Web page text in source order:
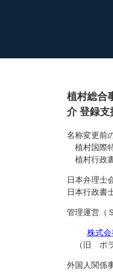
植村総合
介 登録支
名称変更前
植村国際
植村行政
日本弁理士
日本行政書
管理運営（
株式
（旧 ポラ
外国人関係